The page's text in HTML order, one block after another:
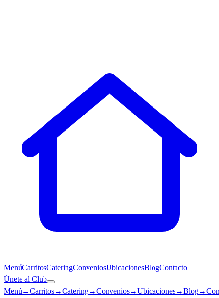
MenúCarritosCateringConveniosUbicacionesBlogContacto
Únete al Club
Menú →Carritos→Catering→Convenios→Ubicaciones→Blog→